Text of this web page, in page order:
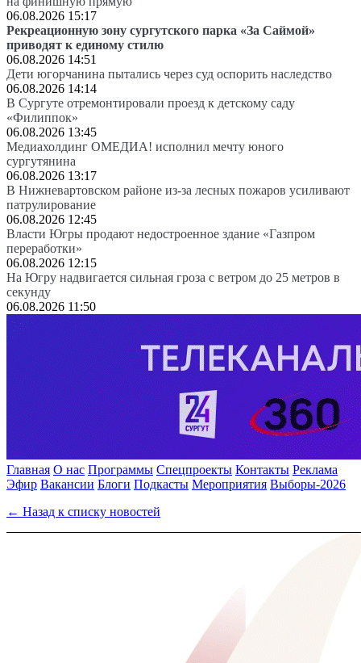
06.08.2026 15:17
Рекреационную зону сургутского парка «За Саймой»
приводят к единому стилю
06.08.2026 14:51
Дети югорчанина пытались через суд оспорить наследство
06.08.2026 14:14
В Сургуте отремонтировали проезд к детскому саду
«Филиппок»
06.08.2026 13:45
Медиахолдинг ОМЕДИА! исполнил мечту юного
сургутянина
06.08.2026 13:17
В Нижневартовском районе из-за лесных пожаров усиливают
патрулирование
06.08.2026 12:45
Власти Югры продают недостроенное здание «Газпром
переработки»
06.08.2026 12:15
На Югру надвигается сильная гроза с ветром до 25 метров в
секунду
06.08.2026 11:50
Главная О нас Программы Спецпроекты Контакты Реклама
Эфир Вакансии Блоги Подкасты Мероприятия Выборы-2026
← Назад к списку новостей